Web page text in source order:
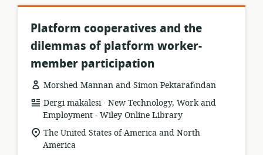
Platform cooperatives and the
dilemmas of platform worker-
member participation
Morshed Mannan and Simon Pektarafından
Kaynak
formatı:
Dergi makalesi .
yayıncı:
New Technology, Work and
Employment - Wiley Online Library
Uygunluk
konumu:
The United States of America and North
America